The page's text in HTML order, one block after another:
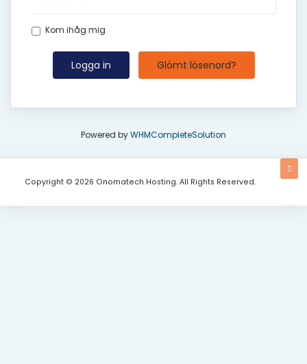
Kom ihåg mig
Glömt lösenord?
Powered byWHMCompleteSolution
Copyright © 2026 Onomatech Hosting. All Rights Reserved.